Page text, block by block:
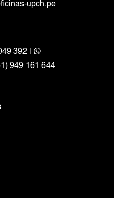
upch.pe
392 |
949 161 644